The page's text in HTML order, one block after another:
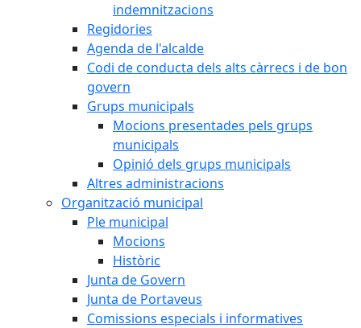
indemnitzacions
Regidories
Agenda de l'alcalde
Codi de conducta dels alts càrrecs i de bon
govern
Grups municipals
Mocions presentades pels grups
municipals
Opinió dels grups municipals
Altres administracions
Organització municipal
Ple municipal
Mocions
Històric
Junta de Govern
Junta de Portaveus
Comissions especials i informatives